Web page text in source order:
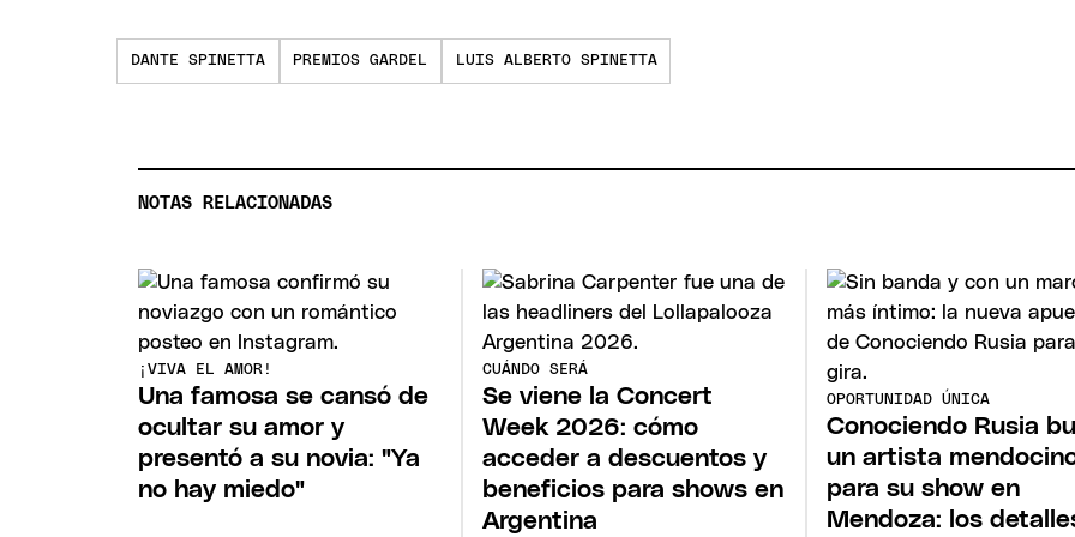
DANTE SPINETTA PREMIOS GARDEL LUIS ALBERTO SPINETTA
NOTAS RELACIONADAS
¡VIVA EL AMOR!
Una famosa se cansó de
ocultar su amor y
presentó a su novia: "Ya
no hay miedo"
CUÁNDO SERÁ
Se viene la Concert
Week 2026: cómo
acceder a descuentos y
beneficios para shows en
Argentina
OPORTUNIDAD ÚNICA
Conociendo Rusia
un artista
para su show en
Mendoza: los